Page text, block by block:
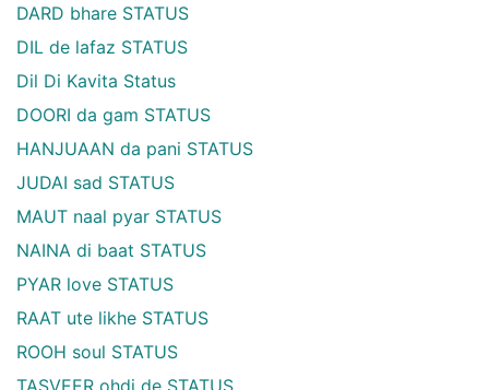
DARD bhare STATUS
DIL de lafaz STATUS
Dil Di Kavita Status
DOORI da gam STATUS
HANJUAAN da pani STATUS
JUDAI sad STATUS
MAUT naal pyar STATUS
NAINA di baat STATUS
PYAR love STATUS
RAAT ute likhe STATUS
ROOH soul STATUS
TASVEER ohdi de STATUS